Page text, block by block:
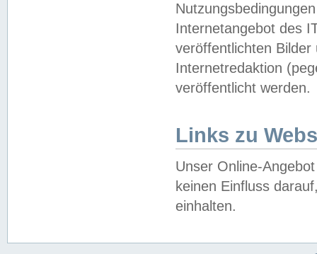
Internetangebot des
veröffentlichten
Internetredaktion
veröffentlicht werden.
Links zu
Unser Online-
keinen Einfluss
einhalten.